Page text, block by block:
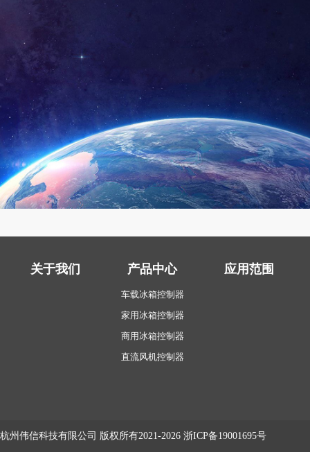
关于我们 产品中心
车载冰箱控制器
家用冰箱控制器
商用冰箱控制器
直流风机控制器
应用范围
杭州伟信科技有限公司 版权所有2021-2026 浙ICP备19001695号